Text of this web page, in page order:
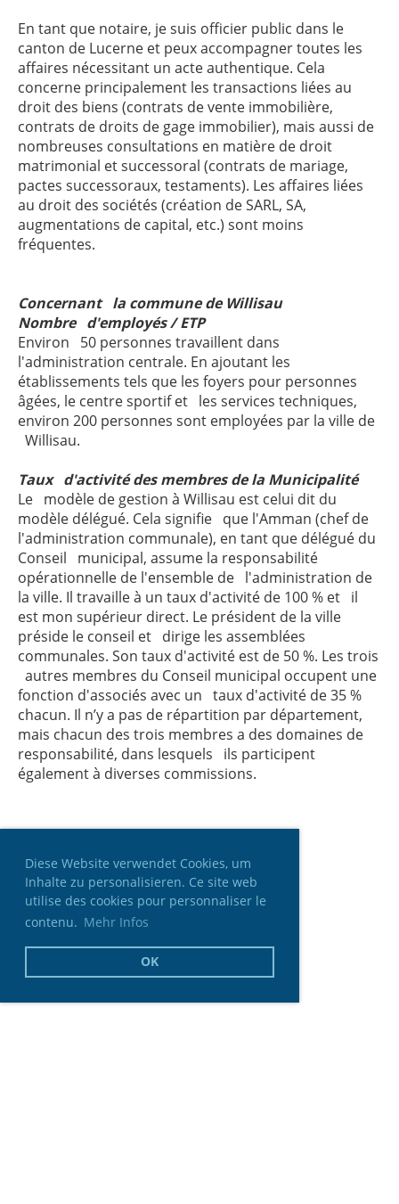
Diese Website verwendet Cookies, um
Inhalte zu personalisieren. Ce site web
utilise des cookies pour personnaliser le
contenu. Mehr Infos
OK
En tant que notaire, je suis officier public dans le
canton de Lucerne et peux accompagner toutes les
affaires nécessitant un acte authentique. Cela
concerne principalement les transactions liées au
droit des biens (contrats de vente immobilière,
contrats de droits de gage immobilier), mais aussi de
nombreuses consultations en matière de droit
matrimonial et successoral (contrats de mariage,
pactes successoraux, testaments). Les affaires liées
au droit des sociétés (création de SARL, SA,
augmentations de capital, etc.) sont moins
fréquentes.
Concernant la commune de Willisau
Nombre d'employés / ETP
Environ 50 personnes travaillent dans
l'administration centrale. En ajoutant les
établissements tels que les foyers pour personnes
âgées, le centre sportif et les services techniques,
environ 200 personnes sont employées par la ville de
Willisau.
Taux d'activité des membres de la Municipalité
Le modèle de gestion à Willisau est celui dit du
modèle délégué. Cela signifie que l'Amman (chef de
l'administration communale), en tant que délégué du
Conseil municipal, assume la responsabilité
opérationnelle de l'ensemble de l'administration de
la ville. Il travaille à un taux d'activité de 100 % et il
est mon supérieur direct. Le président de la ville
préside le conseil et dirige les assemblées
communales. Son taux d'activité est de 50 %. Les trois
autres membres du Conseil municipal occupent une
fonction d'associés avec un taux d'activité de 35 %
chacun. Il n’y a pas de répartition par département,
mais chacun des trois membres a des domaines de
responsabilité, dans lesquels ils participent
également à diverses commissions.